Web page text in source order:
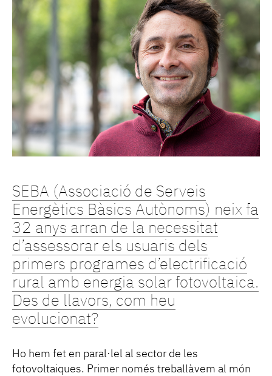
SEBA (Associació de Serveis
Energètics Bàsics Autònoms) neix fa
32 anys arran de la necessitat
d’assessorar els usuaris dels
primers programes d’electrificació
rural amb energia solar fotovoltaica.
Des de llavors, com heu
evolucionat?
Ho hem fet en paral·lel al sector de les
fotovoltaiques. Primer només treballàvem al món